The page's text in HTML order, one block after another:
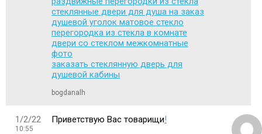
стеклянные двери для душа на заказ
душевой уголок матовое стекло
перегородка из стекла в комнате
двери со стеклом межкомнатные
фото
заказать стеклянную дверь для
душевой кабины
bogdanalh
1/2/22
10:55
Приветствую Вас товарищи!